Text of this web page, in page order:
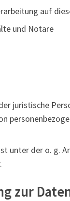
auf
und Notare
juristische
unter der o. g.
zur